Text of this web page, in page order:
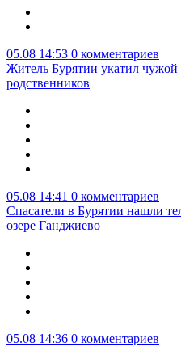
05.08 14:53 0 комментариев
Житель Бурятии укатил чужой
родственников
05.08 14:41 0 комментариев
Спасатели в Бурятии нашли
озере Ганджиево
05.08 14:36 0 комментариев